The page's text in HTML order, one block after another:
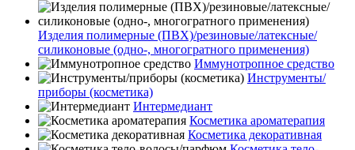
Изделия полимерные (ПВХ)/резиновые/латексные/
силиконовые (одно-, многогратного применения)
Иммунотропное средство
Инструменты/
приборы (косметика)
Интермедиант
Косметика ароматерапия
Косметика декоративная